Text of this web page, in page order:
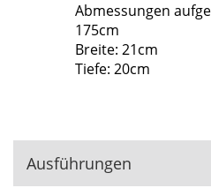
Abmessungen
175cm
Breite: 21cm
Tiefe: 20cm
Ausführungen